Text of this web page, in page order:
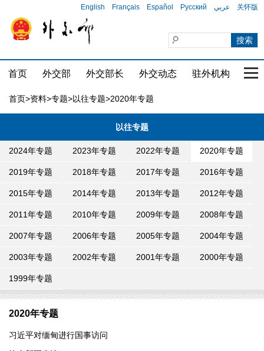
English Français Español Русский عربي 关怀版
首页 外交部 外交部长 外交动态 驻外机构 国
首页>资料>专题>以往专题>2020年专题
以往专题
2024年专题 2023年专题 2022年专题 2020年专题
2019年专题 2018年专题 2017年专题 2016年专题
2015年专题 2014年专题 2013年专题 2012年专题
2011年专题 2010年专题 2009年专题 2008年专题
2007年专题 2006年专题 2005年专题 2004年专题
2003年专题 2002年专题 2001年专题 2000年专题
1999年专题
2020年专题
习近平对缅甸进行国事访问